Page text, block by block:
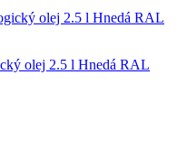
olej 2.5 l Hnedá RAL